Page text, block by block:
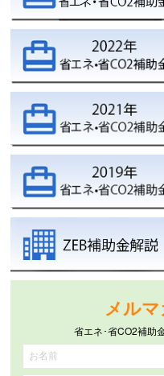
メル
省エネ･省CO2補助